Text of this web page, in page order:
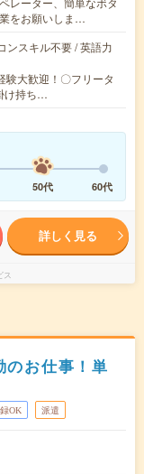
をお願いしま…
ンスキル不要 / 英語力
験大歓迎！〇フリータ
け持ち…
50代 60代
詳しく見る
ス
のお仕事！単
OK 派遣